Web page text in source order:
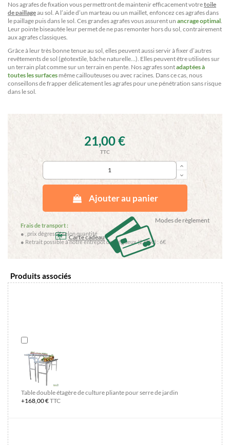
Nos agrafes de fixation vous permettront de maintenir efficacement votretoile
de paillageau sol. A l’aide d’un marteau ou un maillet, enfoncez ces agrafes dans
le paillage puis dans le sol. Ces grandes agrafes vous assurent un ancrage optimal.
Leur pointe biseautée leur permet de ne pas remonter hors du sol, contrairement
aux agrafes classiques.
Grâce à leur très bonne tenue au sol, elles peuvent aussi servir à fixer d’autres
revêtements de sol (géotextile, bâche naturelle…). Elles peuvent être utilisées sur
un terrain plat comme sur un terrain en pente. Nos agrafes sontadaptées à
toutes les surfaces même caillouteuses ou avec racines. Dans ce cas, nous
conseillons de frapper délicatement les agrafes pour une pénétration sans risque
dans le sol.
21,00 €
TTC
keyboard_arrow_up
keyboard_arrow_down
Ajouter au panier
Carte cadeau
Modes de règlement
Frais de transport :
● , prix dégressif selon quantité
● Retrait possible à notre entrepôt de Trégueux (22950) : 6€
Produits associés
Table double étagère de culture pliante pour serre de jardin
+168,00 €TTC